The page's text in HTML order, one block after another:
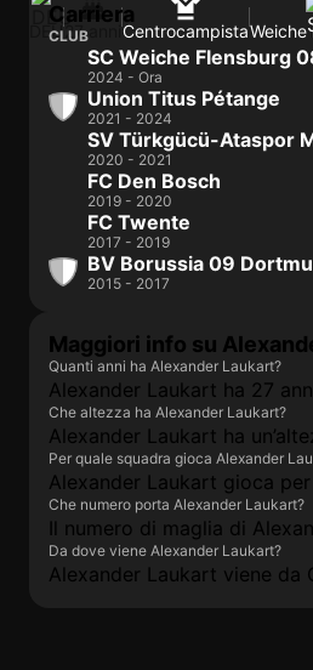
DEU 27 anni CentrocampistaWeiche
Carriera
CLUB
SC Weiche Flensburg
2024 - Ora
Union Titus Pétange
2021 - 2024
SV Türkgücü-Ataspor
2020 - 2021
FC Den Bosch
2019 - 2020
FC Twente
2017 - 2019
BV Borussia 09
2015 - 2017
Maggiori info su
Quanti anni ha Alexander Laukart?
Alexander Laukart ha 27
Che altezza ha Alexander Laukart?
Alexander Laukart ha
Per quale squadra gioca Alexander
Alexander Laukart gioca
Che numero porta Alexander Laukart?
Il numero di maglia di
Da dove viene Alexander Laukart?
Alexander Laukart viene da